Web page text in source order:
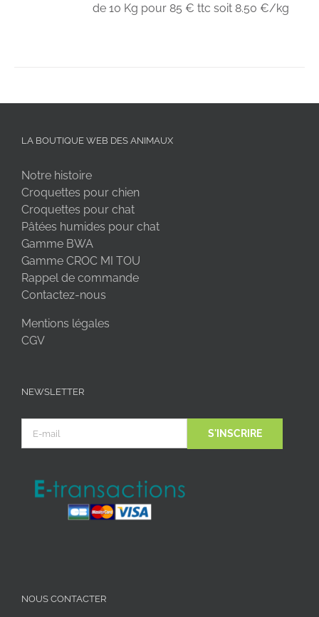
de 10 Kg pour 85 € ttc soit 8.50 €/kg
LA BOUTIQUE WEB DES ANIMAUX
Notre histoire
Croquettes pour chien
Croquettes pour chat
Pâtées humides pour chat
Gamme BWA
Gamme CROC MI TOU
Rappel de commande
Contactez-nous
Mentions légales
CGV
NEWSLETTER
NOUS CONTACTER